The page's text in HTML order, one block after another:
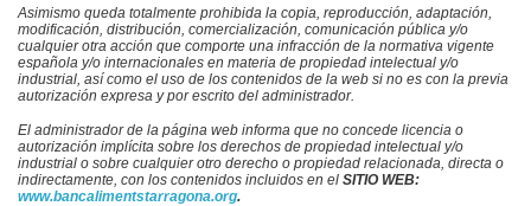
Asimismo queda totalmente prohibida la copia, reproducción, adaptación,
modificación, distribución, comercialización, comunicación pública y/o
cualquier otra acción que comporte una infracción de la normativa vigente
española y/o internacionales en materia de propiedad intelectual y/o
industrial, así como el uso de los contenidos de la web si no es con la previa
autorización expresa y por escrito del administrador.
El administrador de la página web informa que no concede licencia o
autorización implícita sobre los derechos de propiedad intelectual y/o
industrial o sobre cualquier otro derecho o propiedad relacionada, directa o
indirectamente, con los contenidos incluidos en el SITIO WEB:
www.bancalimentstarragona.org.